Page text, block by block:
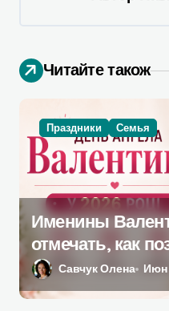
о
з
п
и
с
я
м
Читайте також
Праздники Семья
Именины
отмечать, как
подарить в 2026
Савчук Олена Июн